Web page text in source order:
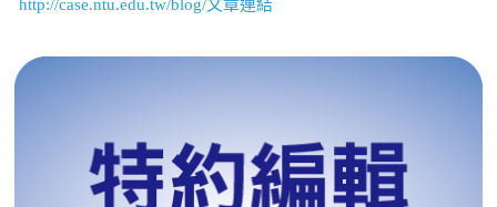
http://case.ntu.edu.tw/blog/文章連結